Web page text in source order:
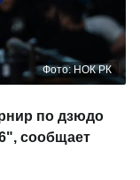
Фото: НОК РК
по дзюдо
сообщает